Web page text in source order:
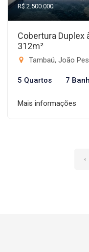
R$ 2.500.000
Cobertura Duplex
312m²
Tambaú, João
5 Quartos 7
Mais informações
‹